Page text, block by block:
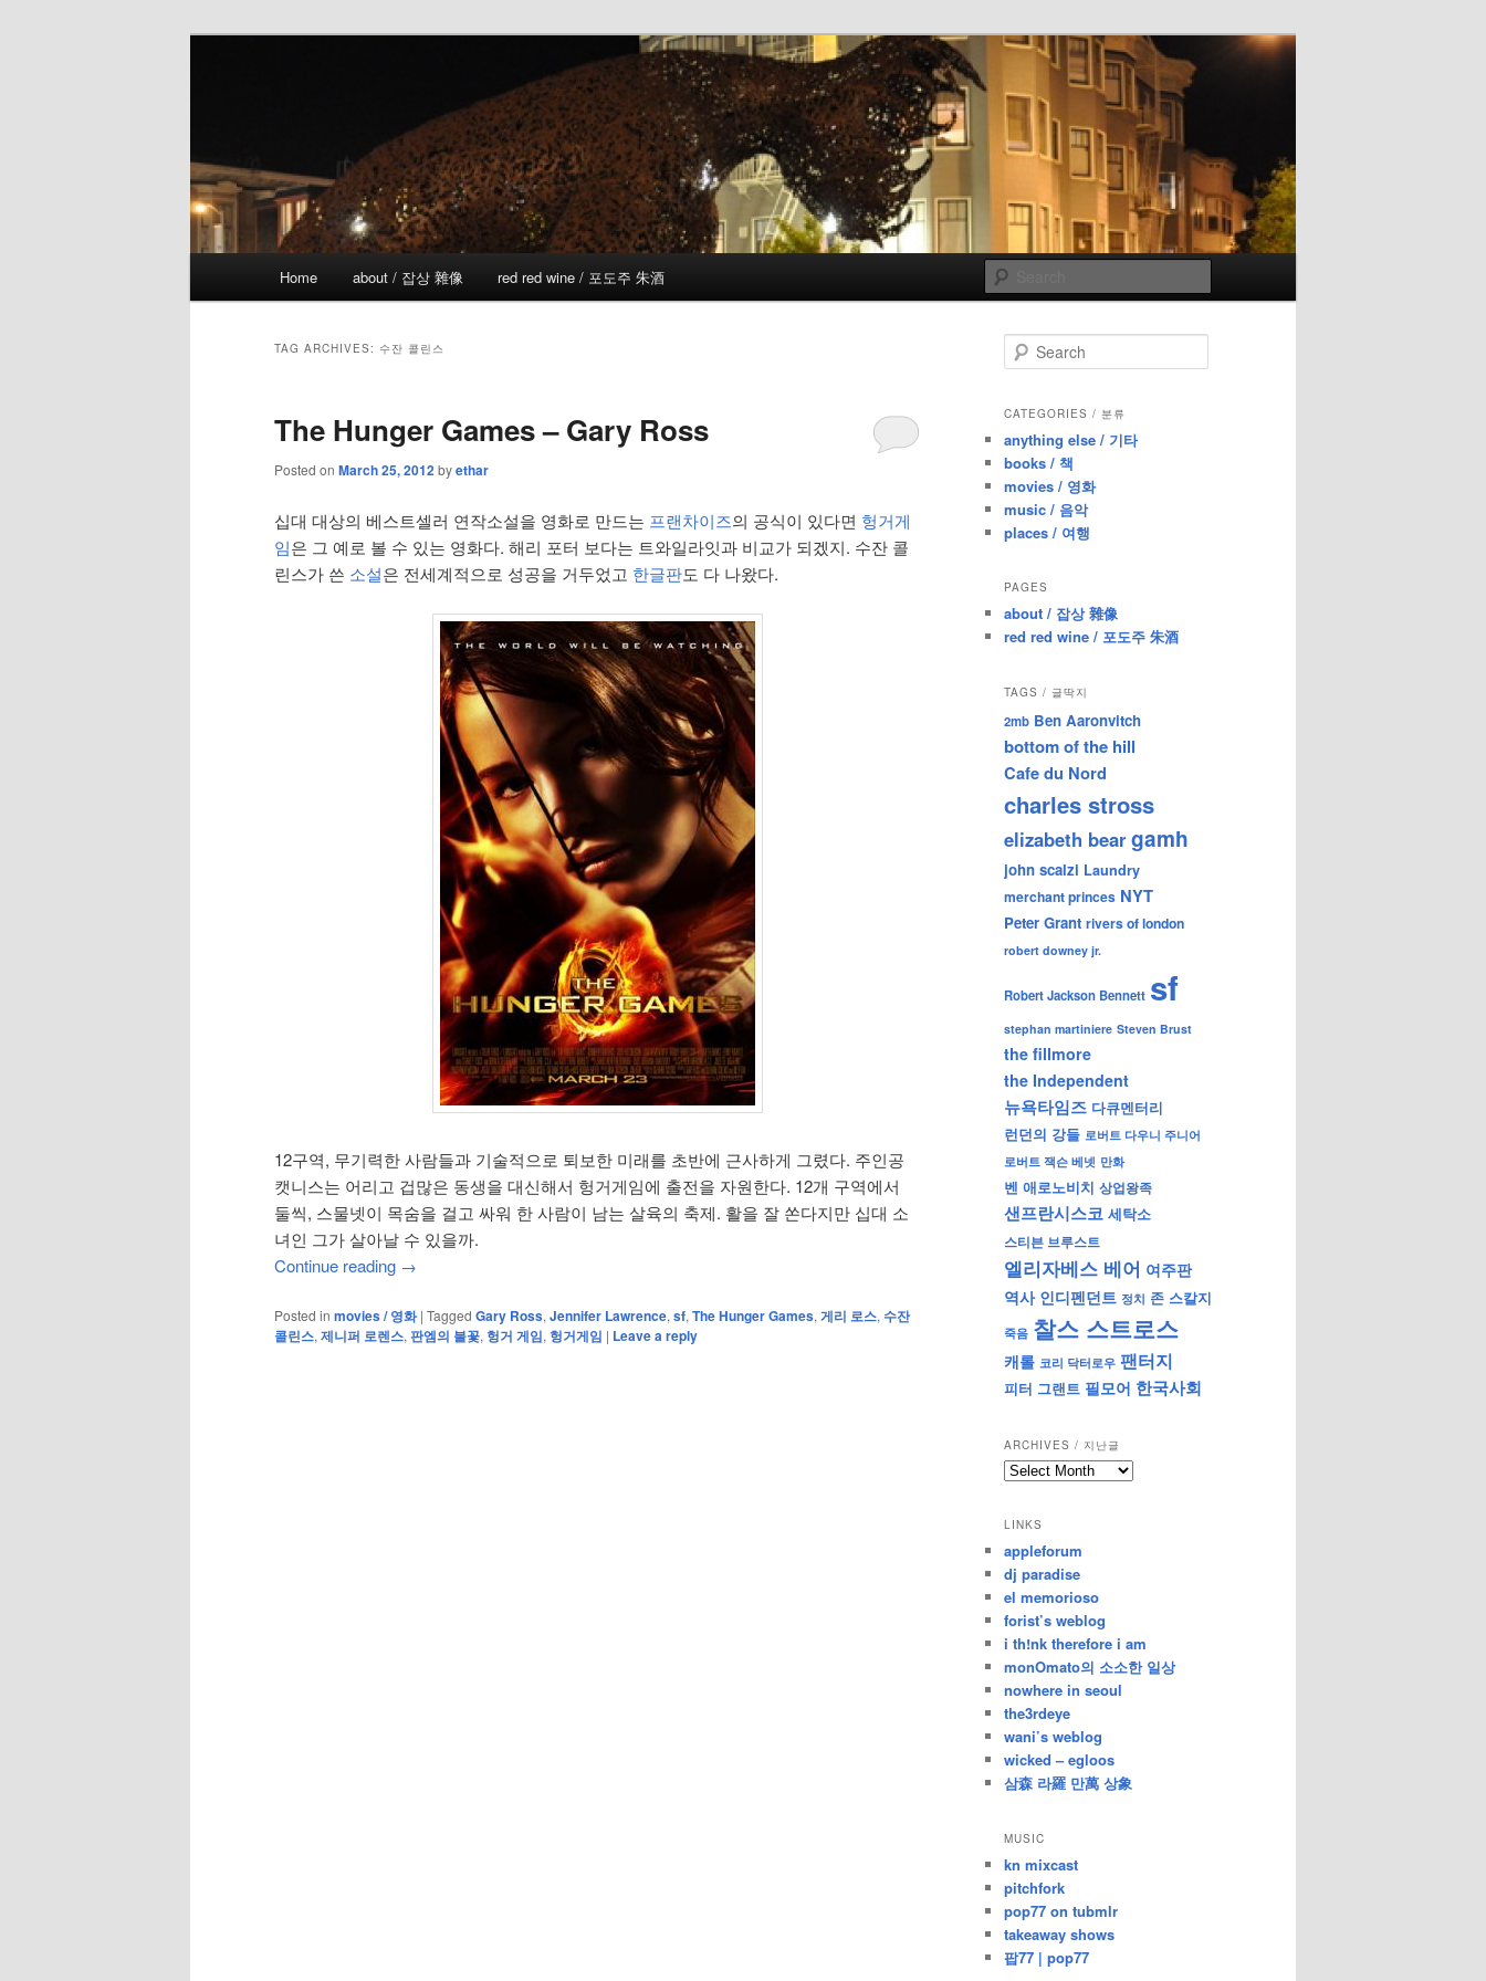
Home about / 잡상 雜像 red red wine / 포도주 朱酒
TAG ARCHIVES: 수잔 콜린스
The Hunger Games – Gary Ross
Posted on March 25, 2012byethar
십대 대상의 베스트셀러 연작소설을 영화로 만드는 프랜차이즈의 공식이 있다면 헝거게
임은 그 예로 볼 수 있는 영화다. 해리 포터 보다는 트와일라잇과 비교가 되겠지. 수잔 콜
린스가 쓴 소설은 전세계적으로 성공을 거두었고 한글판도 다 나왔다.
12구역, 무기력한 사람들과 기술적으로 퇴보한 미래를 초반에 근사하게 그렸다. 주인공
캣니스는 어리고 겁많은 동생을 대신해서 헝거게임에 출전을 자원한다. 12개 구역에서
둘씩, 스물넷이 목숨을 걸고 싸워 한 사람이 남는 살육의 축제. 활을 잘 쏜다지만 십대 소
녀인 그가 살아날 수 있을까.
Continue reading →
Posted in movies / 영화 | Tagged Gary Ross, Jennifer Lawrence, sf, The Hunger Games, 게리 로스, 수잔
콜린스, 제니퍼 로렌스, 판엠의 불꽃, 헝거 게임, 헝거게임 | Leave a reply
e
r
h
CATEGORIES / 분류
anything else / 기타
books / 책
movies / 영화
music / 음악
places / 여행
PAGES
about / 잡상 雜像
red red wine / 포도주 朱酒
TAGS / 글딱지
2mb Ben Aaronvitch
bottom of the hill
Cafe du Nord
charles stross
elizabeth beargamh
john scalzi Laundry
merchant princes NYT
Peter Grant rivers of london
robert downey jr.
Robert Jackson Bennett sf
stephan martiniere Steven Brust
the fillmore
the Independent
뉴욕타임즈 다큐멘터리
런던의 강들 로버트 다우니 주니어
로버트 잭슨 베넷 만화
벤 애로노비치 상업왕족
샌프란시스코 세탁소
스티븐 브루스트
엘리자베스 베어 여주판
역사 인디펜던트 정치 존 스칼지
죽음 찰스 스트로스
캐롤 코리 닥터로우 팬터지
피터 그랜트 필모어 한국사회
ARCHIVES / 지난글
archives
난
글
LINKS
appleforum
dj paradise
el memorioso
forist’s weblog
i th!nk therefore i am
monOmato의 소소한 일상
nowhere in seoul
the3rdeye
wani’s weblog
wicked – egloos
삼森 라羅 만萬 상象
MUSIC
kn mixcast
pitchfork
pop77 on tubmlr
takeaway shows
팝77 | pop77